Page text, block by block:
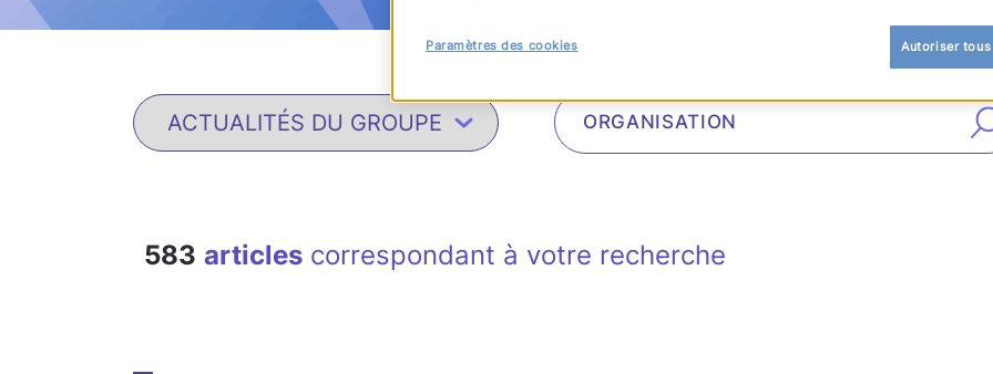
583 articles correspondant à votre recherche
Autoriser
Paramètres des cookies